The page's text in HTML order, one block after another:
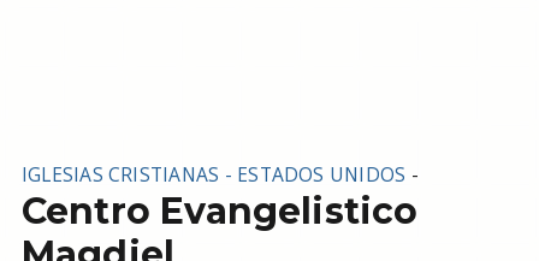
IGLESIAS CRISTIANAS - ESTADOS UNIDOS -
Centro Evangelistico